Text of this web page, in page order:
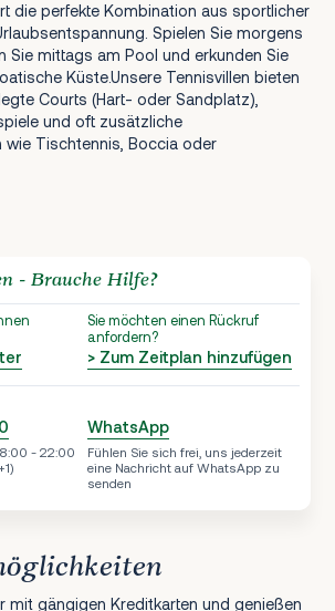
die perfekte Kombination aus sportlicher
Spielen Sie morgens
Sie mittags am Pool und erkunden Sie
Küste.Unsere Tennisvillen bieten
Courts (Hart- oder Sandplatz),
und oft zusätzliche
wie Tischtennis, Boccia oder
- Brauche Hilfe?
Sie möchten einen Rückruf
anfordern?
> Zum Zeitplan hinzufügen
- 22:00
WhatsApp
Fühlen Sie sich frei, uns jederzeit
eine Nachricht auf WhatsApp zu
senden
mit gängigen Kreditkarten und genießen